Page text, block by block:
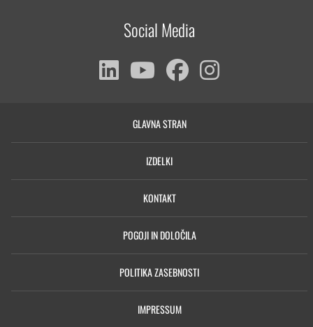
Social Media
GLAVNA STRAN
IZDELKI
KONTAKT
POGOJI IN DOLOČILA
POLITIKA ZASEBNOSTI
IMPRESSUM